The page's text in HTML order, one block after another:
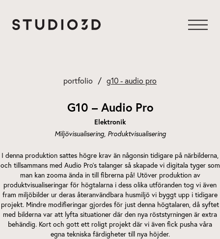
portfolio g10 - audio pro
G10 – Audio Pro
Elektronik
Miljövisualisering Produktvisualisering
I denna produktion sattes högre krav än någonsin tidigare på närbilderna,
och tillsammans med Audio Pro’s talanger så skapade vi digitala tyger som
man kan zooma ända in till fibrerna på! Utöver produktion av
produktvisualiseringar för högtalarna i dess olika utföranden tog vi även
fram miljöbilder ur deras återanvändbara husmiljö vi byggt upp i tidigare
projekt. Mindre modifieringar gjordes för just denna högtalaren, då syftet
med bilderna var att lyfta situationer där den nya röststyrningen är extra
behändig. Kort och gott ett roligt projekt där vi även fick pusha våra
egna tekniska färdigheter till nya höjder.